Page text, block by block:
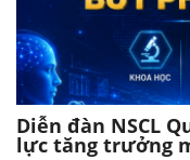
Diễn đàn NSCL
lực tăng trưởng